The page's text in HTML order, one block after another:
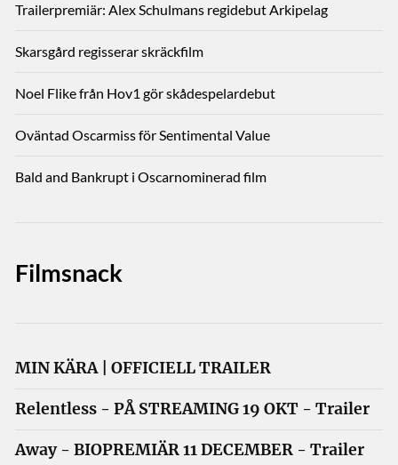
Trailerpremiär: Alex Schulmans regidebut Arkipelag
Skarsgård regisserar skräckfilm
Noel Flike från Hov1 gör skådespelardebut
Oväntad Oscarmiss för Sentimental Value
Bald and Bankrupt i Oscarnominerad film
Filmsnack
MIN KÄRA | OFFICIELL TRAILER
Relentless - PÅ STREAMING 19 OKT - Trailer
Away - BIOPREMIÄR 11 DECEMBER - Trailer